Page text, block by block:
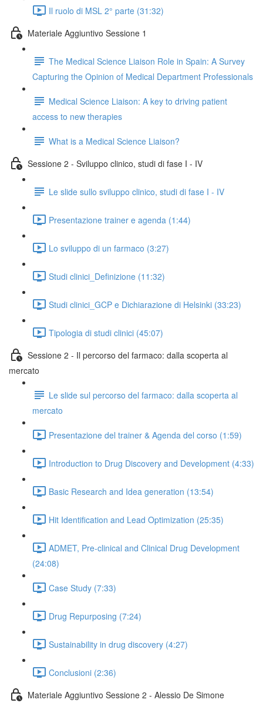
Il ruolo di MSL 2° parte (31:32)
Materiale Aggiuntivo Sessione 1
The Medical Science Liaison Role in Spain: A Survey
Capturing the Opinion of Medical Department Professionals
Medical Science Liaison: A key to driving patient
access to new therapies
What is a Medical Science Liaison?
Sessione 2 - Sviluppo clinico, studi di fase I - IV
Le slide sullo sviluppo clinico, studi di fase I - IV
Presentazione trainer e agenda (1:44)
Lo sviluppo di un farmaco (3:27)
Studi clinici_Definizione (11:32)
Studi clinici_GCP e Dichiarazione di Helsinki (33:23)
Tipologia di studi clinici (45:07)
Sessione 2 - Il percorso del farmaco: dalla scoperta al
mercato
Le slide sul percorso del farmaco: dalla scoperta al
mercato
Presentazione del trainer & Agenda del corso (1:59)
Introduction to Drug Discovery and Development (4:33)
Basic Research and Idea generation (13:54)
Hit Identification and Lead Optimization (25:35)
ADMET, Pre-clinical and Clinical Drug Development
(24:08)
Case Study (7:33)
Drug Repurposing (7:24)
Sustainability in drug discovery (4:27)
Conclusioni (2:36)
Materiale Aggiuntivo Sessione 2 - Alessio De Simone